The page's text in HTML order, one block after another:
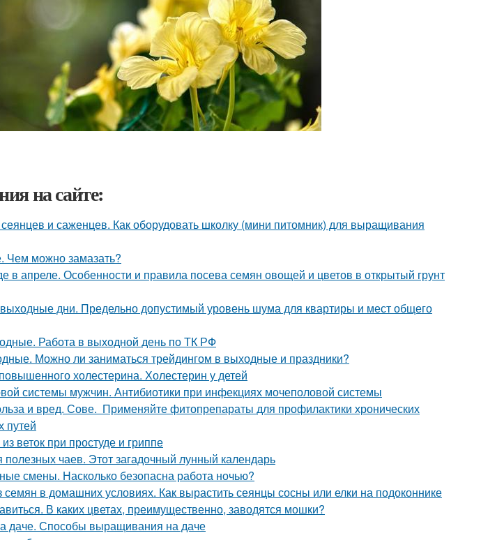
на сайте:
сеянцев и саженцев. Как оборудовать школку (мини питомник) для выращивания
Чем можно замазать?
в апреле. Особенности и правила посева семян овощей и цветов в открытый грунт
дни. Предельно допустимый уровень шума для квартиры и мест общего
Работа в выходной день по ТК РФ
Можно ли заниматься трейдингом в выходные и праздники?
холестерина. Холестерин у детей
системы мужчин. Антибиотики при инфекциях мочеполовой системы
и вред. Сове. Применяйте фитопрепараты для профилактики хронических
путей
веток при простуде и гриппе
полезных чаев. Этот загадочный лунный календарь
смены. Насколько безопасна работа ночью?
в домашних условиях. Как вырастить сеянцы сосны или елки на подоконнике
В каких цветах, преимущественно, заводятся мошки?
даче. Способы выращивания на даче